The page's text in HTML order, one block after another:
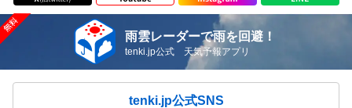
雨雲レーダーで雨を回避！
tenki.jp公式 天気予報アプリ
tenki.jp公式SNS